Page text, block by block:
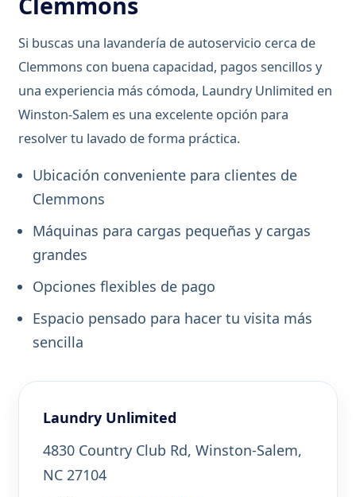
Si buscas una lavandería de autoservicio cerca de
Clemmons con buena capacidad, pagos sencillos y
una experiencia más cómoda, Laundry Unlimited en
Winston-Salem es una excelente opción para
resolver tu lavado de forma práctica.
Ubicación conveniente para clientes de
Clemmons
Máquinas para cargas pequeñas y cargas
grandes
Opciones flexibles de pago
Espacio pensado para hacer tu visita más
sencilla
Laundry Unlimited
4830 Country Club Rd, Winston-Salem,
NC 27104